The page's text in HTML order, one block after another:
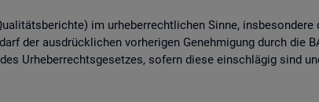
im ur­he­ber­recht­li­chen Sinne, ins­be­son­de­re
der aus­drück­li­chen vor­he­ri­gen Ge­neh­mi­gung durch die
Ur­he­ber­rechts­ge­set­zes, so­fern diese ein­schlä­gig sind